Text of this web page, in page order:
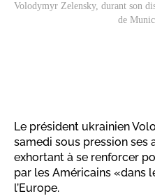
Volodymyr Zelensky, durant son
de
Le président ukrainien
samedi sous pression ses
exhortant à se renforcer
par les Américains «dans
l’Europe.